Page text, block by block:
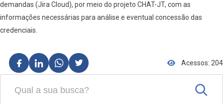
demandas (Jira Cloud), por meio do projeto CHAT-JT, com as
informações necessárias para análise e eventual concessão das
credenciais.
Acessos: 204